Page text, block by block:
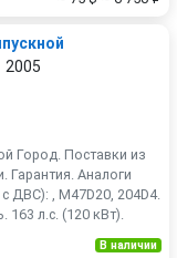
2005
Город. Поставки из
Гарантия. Аналоги
ДВС): , M47D20, 204D4.
163 л.с. (120 кВт).
В наличии